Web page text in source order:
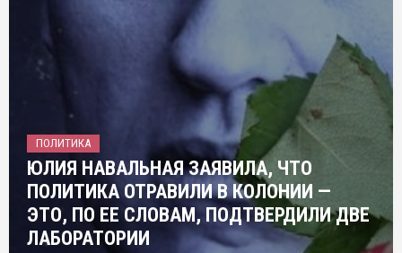
ПОЛИТИКА
ЮЛИЯ НАВАЛЬНАЯ ЗАЯВИЛА, ЧТО
ПОЛИТИКА ОТРАВИЛИ В КОЛОНИИ —
ЭТО, ПО ЕЕ СЛОВАМ, ПОДТВЕРДИЛИ ДВЕ
ЛАБОРАТОРИИ